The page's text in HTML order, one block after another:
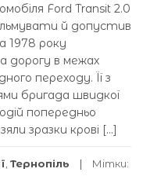
Ford Transit 2.0
й допустив
1978 року
дорогу в межах
переходу. Її з
бригада швидкої
попередньо
зразки крові […]
Тернопіль Мітки: